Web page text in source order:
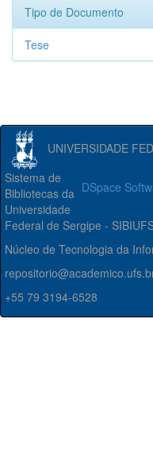
Tipo de Documento
Tese
UNIVERSIDADE
DSpace
Sistema de
Bibliotecas da
Universidade
Federal de Sergipe -
Núcleo de Tecnologia da
+55 79 3194-6528